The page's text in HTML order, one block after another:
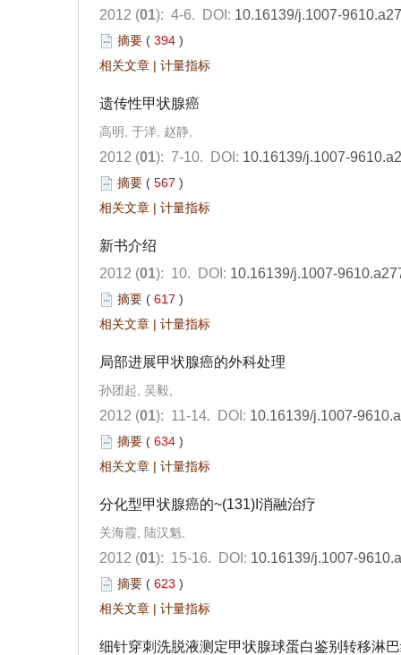
2012 (01): 4-6. DOI: 10.16139/j.1007-
摘要 ( 394 )
相关文章 | 计量指标
遗传性甲状腺癌
高明, 于洋, 赵静,
2012 (01): 7-10. DOI: 10.16139/j.1007-
摘要 ( 567 )
相关文章 | 计量指标
新书介绍
2012 (01): 10. DOI: 10.16139/j.1007-
摘要 ( 617 )
相关文章 | 计量指标
局部进展甲状腺癌的外科处理
孙团起, 吴毅,
2012 (01): 11-14. DOI: 10.16139/j.1007-
摘要 ( 634 )
相关文章 | 计量指标
分化型甲状腺癌的~(131)I消融治疗
关海霞, 陆汉魁,
2012 (01): 15-16. DOI: 10.16139/j.1007-
摘要 ( 623 )
相关文章 | 计量指标
细针穿刺洗脱液测定甲状腺球蛋白鉴别转移淋